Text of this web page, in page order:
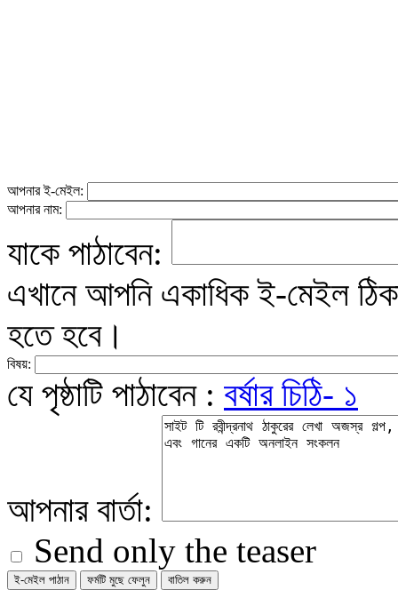
আপনার ই-মেইল:
আপনার নাম:
যাকে পাঠাবেন:
এখানে আপনি একাধিক ই-মেইল
হতে হবে।
বিষয়:
যে পৃষ্ঠাটি পাঠাবেন : বর্ষার চিঠি- ১
আপনার বার্তা:
Send only the teaser